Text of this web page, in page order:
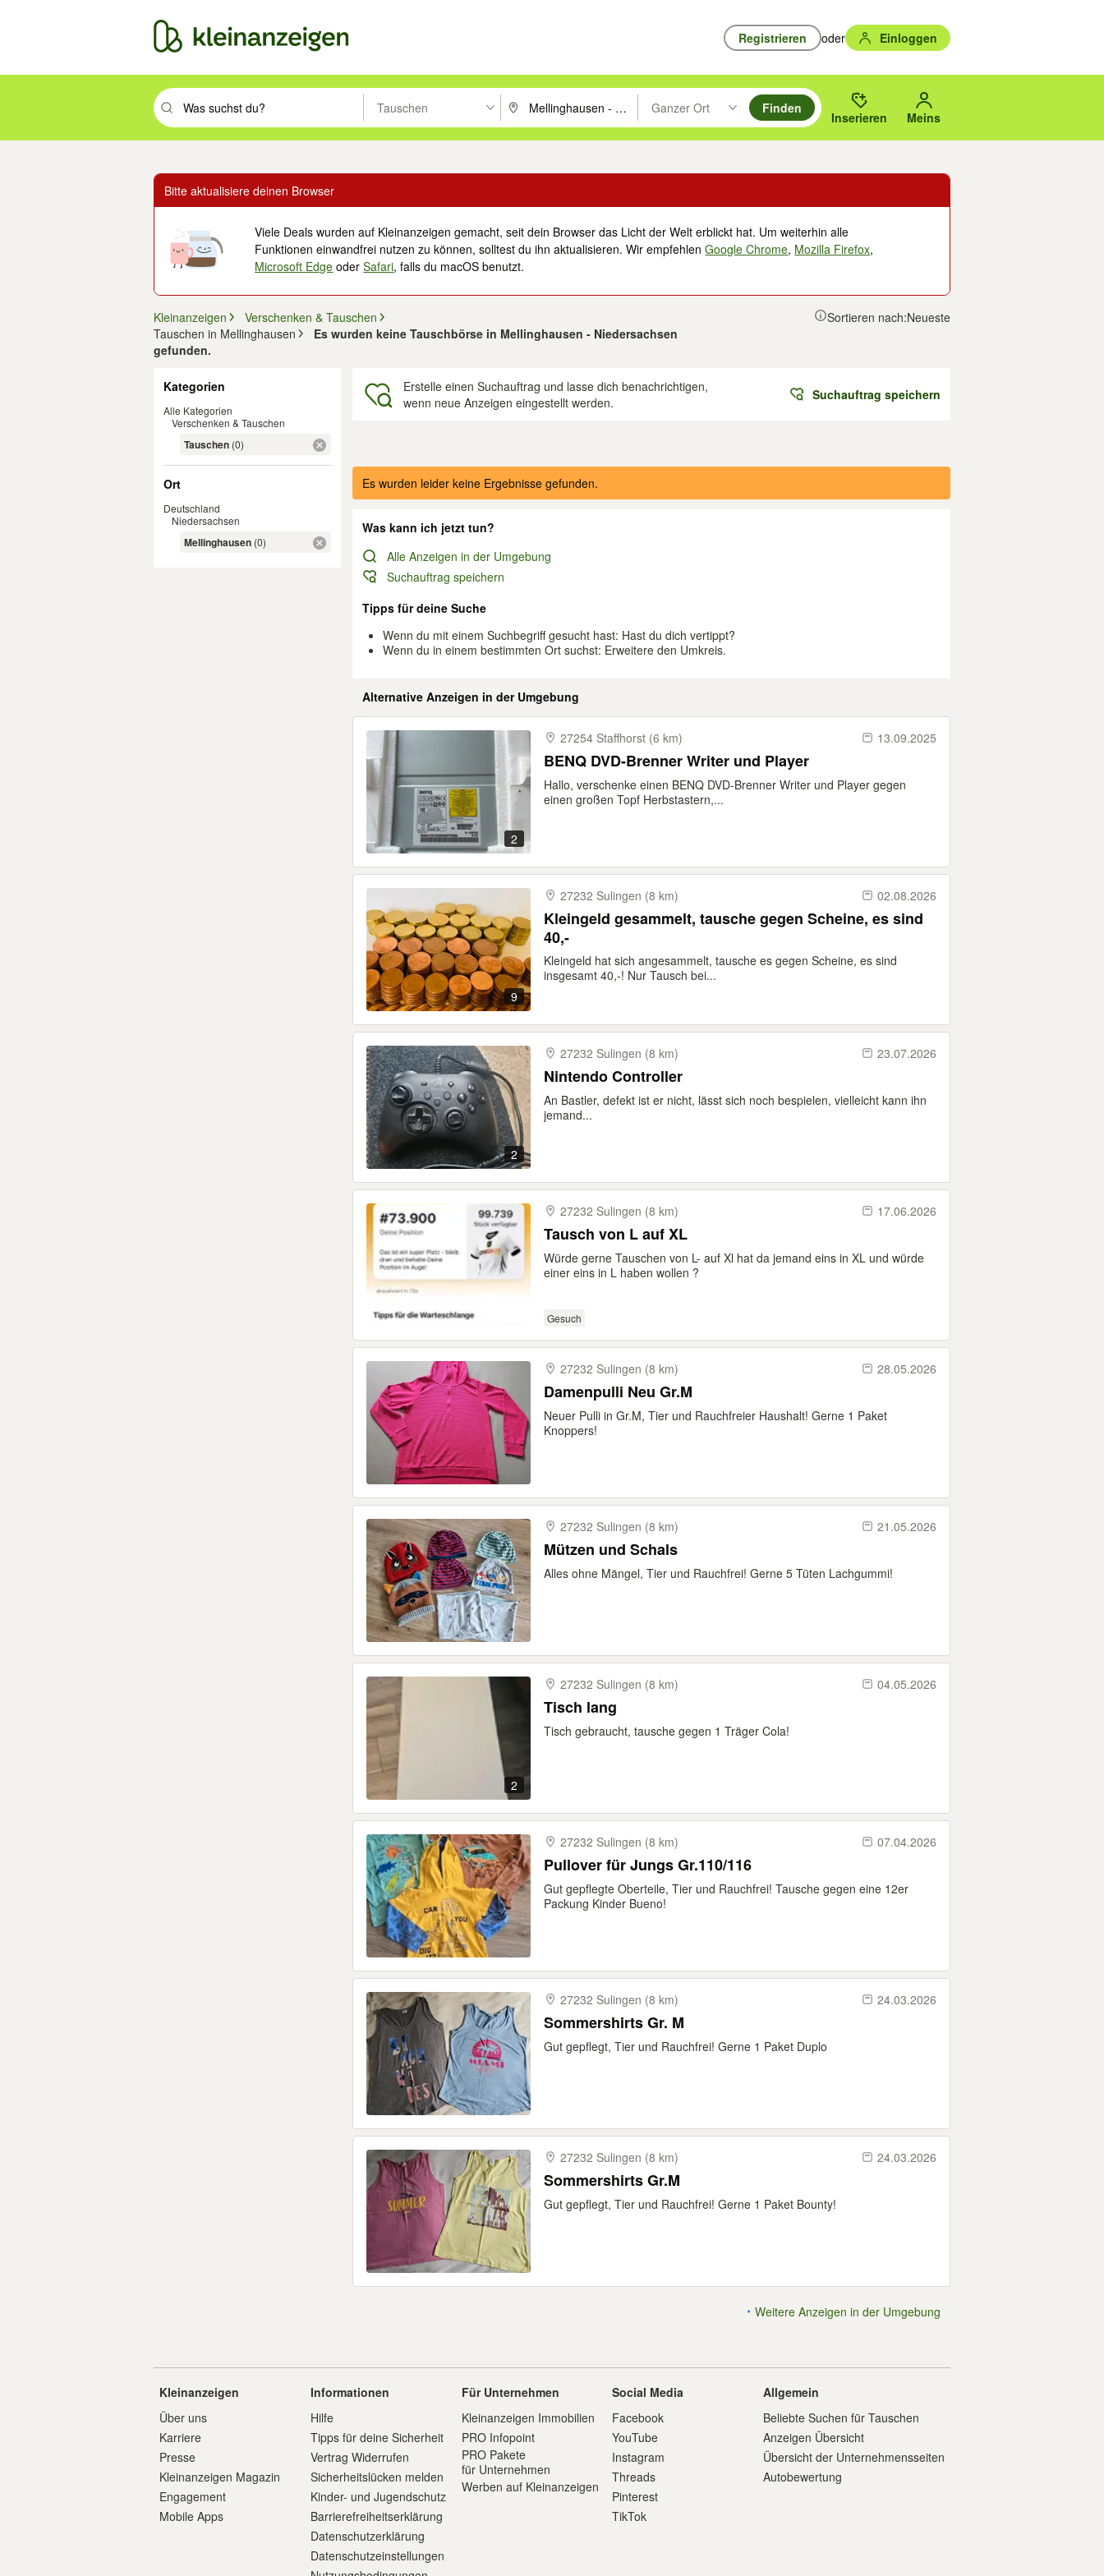
Registrieren oder Einloggen
Suchbegriff eingeben. Eingabetaste drücken um zu suchen, oder Vorschläge mit den Pfeiltasten nach oben/unten durchsuchen und mit Eingabetaste auswählen.
Tauschen PLZ oder Ort eingeben. Eingabetaste drücken um zu suchen, oder Vorschläge mit den Pfeiltasten nach oben/
Ganzer Ort
Suche im Umkreis des gewählten Orts oder PLZ.
Finden
Inserieren Meins
Bitte aktualisiere deinen Browser
Viele Deals wurden auf Kleinanzeigen gemacht, seit dein Browser das Licht der Welt erblickt hat. Um weiterhin alle
Funktionen einwandfrei nutzen zu können, solltest du ihn aktualisieren. Wir empfehlenGoogle Chrome, Mozilla Firefox,
Microsoft Edge oderSafari, falls du macOS benutzt.
Kleinanzeigen
Verschenken & Tauschen
Tauschen in Mellinghausen
Es wurden keine Tauschbörse in Mellinghausen - Niedersachsen
gefunden.
Sortieren nach:Neueste
Kategorien
Alle Kategorien
Verschenken & Tauschen
Tauschen (0)
Ort
Deutschland
Niedersachsen
Mellinghausen (0)
Erstelle einen Suchauftrag und lasse dich benachrichtigen,
wenn neue Anzeigen eingestellt werden.
Suchauftrag speichern
Ergebnisse
Es wurden leider keine Ergebnisse gefunden.
Was kann ich jetzt tun?
Alle Anzeigen in der Umgebung
Suchauftrag speichern
Tipps für deine Suche
Wenn du mit einem Suchbegriff gesucht hast: Hast du dich vertippt?
Wenn du in einem bestimmten Ort suchst: Erweitere den Umkreis.
Alternative Anzeigen in der Umgebung
2
27254 Staffhorst (6 km) 13.09.2025
BENQ DVD-Brenner Writer und Player
Hallo, verschenke einen BENQ DVD-Brenner Writer und Player gegen
einen großen Topf Herbstastern,...
9
27232 Sulingen (8 km) 02.08.2026
Kleingeld gesammelt, tausche gegen Scheine, es sind
40,-
Kleingeld hat sich angesammelt, tausche es gegen Scheine, es sind
insgesamt 40,-! Nur Tausch bei...
2
27232 Sulingen (8 km) 23.07.2026
Nintendo Controller
An Bastler, defekt ist er nicht, lässt sich noch bespielen, vielleicht kann ihn
jemand...
27232 Sulingen (8 km) 17.06.2026
Tausch von L auf XL
Würde gerne Tauschen von L- auf Xl hat da jemand eins in XL und würde
einer eins in L haben wollen ?
Gesuch
27232 Sulingen (8 km) 28.05.2026
Damenpulli Neu Gr.M
Neuer Pulli in Gr.M, Tier und Rauchfreier Haushalt! Gerne 1 Paket
Knoppers!
27232 Sulingen (8 km) 21.05.2026
Mützen und Schals
Alles ohne Mängel, Tier und Rauchfrei! Gerne 5 Tüten Lachgummi!
2
27232 Sulingen (8 km) 04.05.2026
Tisch lang
Tisch gebraucht, tausche gegen 1 Träger Cola!
27232 Sulingen (8 km) 07.04.2026
Pullover für Jungs Gr.110/116
Gut gepflegte Oberteile, Tier und Rauchfrei! Tausche gegen eine 12er
Packung Kinder Bueno!
27232 Sulingen (8 km) 24.03.2026
Sommershirts Gr. M
Gut gepflegt, Tier und Rauchfrei! Gerne 1 Paket Duplo
27232 Sulingen (8 km) 24.03.2026
Sommershirts Gr.M
Gut gepflegt, Tier und Rauchfrei! Gerne 1 Paket Bounty!
Weitere Anzeigen in der Umgebung
Kleinanzeigen
Über uns
Karriere
Presse
Kleinanzeigen Magazin
Engagement
Mobile Apps
Informationen
Hilfe
Tipps für deine Sicherheit
Vertrag Widerrufen
Sicherheitslücken melden
Kinder- und Jugendschutz
Barrierefreiheitserklärung
Datenschutzerklärung
Datenschutzeinstellungen
Für Unternehmen
Kleinanzeigen Immobilien
PRO Infopoint
PRO Pakete
für Unternehmen
Werben auf Kleinanzeigen
Social Media
Facebook
YouTube
Instagram
Threads
Pinterest
TikTok
Allgemein
Beliebte Suchen für Tauschen
Anzeigen Übersicht
Übersicht der Unternehmensseiten
Autobewertung